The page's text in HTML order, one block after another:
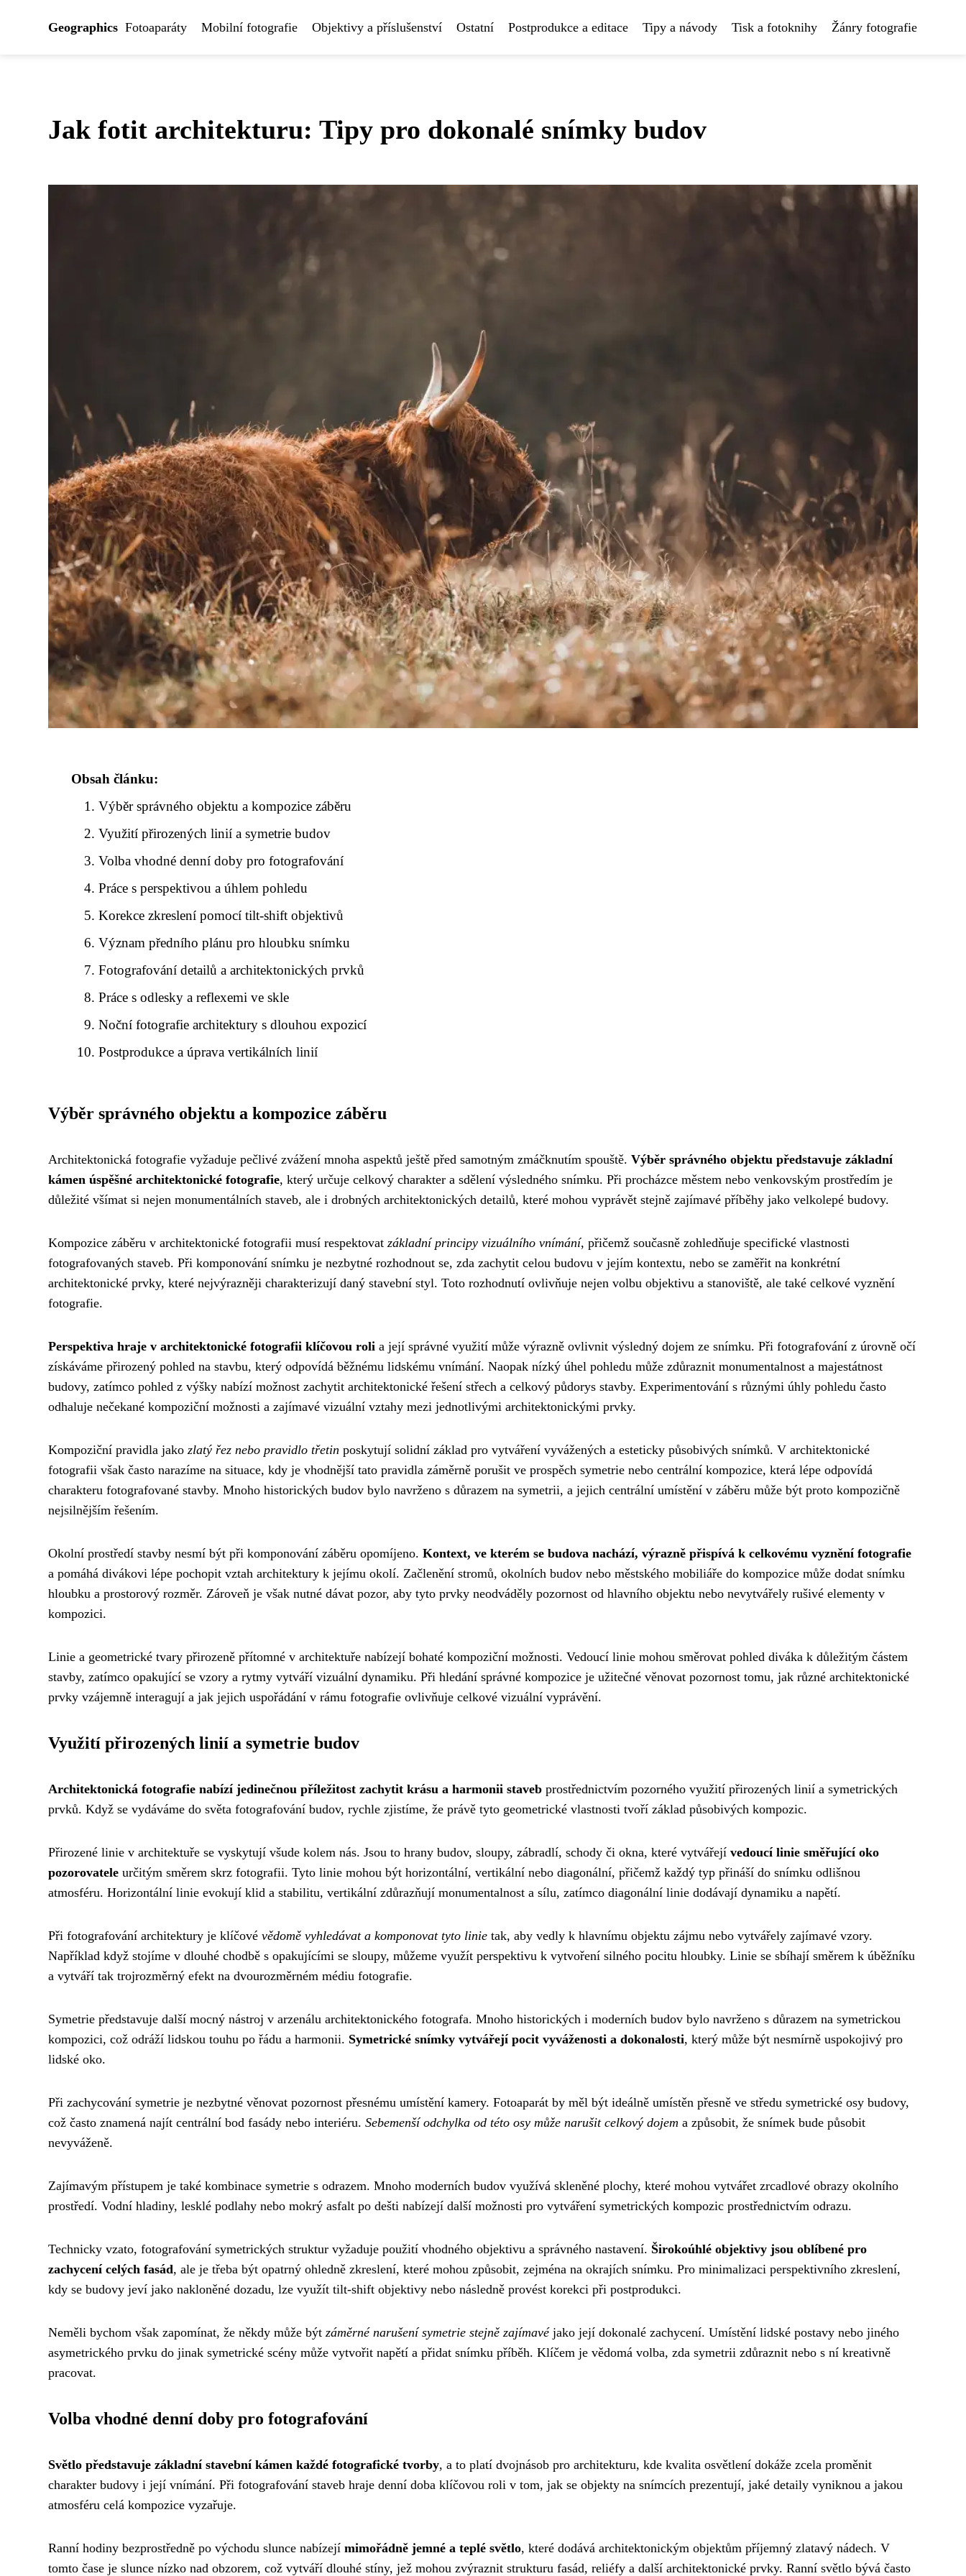
Geographics Fotoaparáty Mobilní fotografie Objektivy a příslušenství Ostatní Postprodukce a editace Tipy a návody Tisk a fotoknihy Žánry fotografie
Jak fotit architekturu: Tipy pro dokonalé snímky budov
Obsah článku:
Výběr správného objektu a kompozice záběru
Využití přirozených linií a symetrie budov
Volba vhodné denní doby pro fotografování
Práce s perspektivou a úhlem pohledu
Korekce zkreslení pomocí tilt-shift objektivů
Význam předního plánu pro hloubku snímku
Fotografování detailů a architektonických prvků
Práce s odlesky a reflexemi ve skle
Noční fotografie architektury s dlouhou expozicí
Postprodukce a úprava vertikálních linií
Výběr správného objektu a kompozice záběru
Architektonická fotografie vyžaduje pečlivé zvážení mnoha aspektů ještě před samotným zmáčknutím spouště. Výběr správného objektu představuje základní
kámen úspěšné architektonické fotografie, který určuje celkový charakter a sdělení výsledného snímku. Při procházce městem nebo venkovským prostředím je
důležité všímat si nejen monumentálních staveb, ale i drobných architektonických detailů, které mohou vyprávět stejně zajímavé příběhy jako velkolepé budovy.
Kompozice záběru v architektonické fotografii musí respektovat základní principy vizuálního vnímání, přičemž současně zohledňuje specifické vlastnosti
fotografovaných staveb. Při komponování snímku je nezbytné rozhodnout se, zda zachytit celou budovu v jejím kontextu, nebo se zaměřit na konkrétní
architektonické prvky, které nejvýrazněji charakterizují daný stavební styl. Toto rozhodnutí ovlivňuje nejen volbu objektivu a stanoviště, ale také celkové vyznění
fotografie.
Perspektiva hraje v architektonické fotografii klíčovou roli a její správné využití může výrazně ovlivnit výsledný dojem ze snímku. Při fotografování z úrovně očí
získáváme přirozený pohled na stavbu, který odpovídá běžnému lidskému vnímání. Naopak nízký úhel pohledu může zdůraznit monumentalnost a majestátnost
budovy, zatímco pohled z výšky nabízí možnost zachytit architektonické řešení střech a celkový půdorys stavby. Experimentování s různými úhly pohledu často
odhaluje nečekané kompoziční možnosti a zajímavé vizuální vztahy mezi jednotlivými architektonickými prvky.
Kompoziční pravidla jako zlatý řez nebo pravidlo třetin poskytují solidní základ pro vytváření vyvážených a esteticky působivých snímků. V architektonické
fotografii však často narazíme na situace, kdy je vhodnější tato pravidla záměrně porušit ve prospěch symetrie nebo centrální kompozice, která lépe odpovídá
charakteru fotografované stavby. Mnoho historických budov bylo navrženo s důrazem na symetrii, a jejich centrální umístění v záběru může být proto kompozičně
nejsilnějším řešením.
Okolní prostředí stavby nesmí být při komponování záběru opomíjeno. Kontext, ve kterém se budova nachází, výrazně přispívá k celkovému vyznění fotografie
a pomáhá divákovi lépe pochopit vztah architektury k jejímu okolí. Začlenění stromů, okolních budov nebo městského mobiliáře do kompozice může dodat snímku
hloubku a prostorový rozměr. Zároveň je však nutné dávat pozor, aby tyto prvky neodváděly pozornost od hlavního objektu nebo nevytvářely rušivé elementy v
kompozici.
Linie a geometrické tvary přirozeně přítomné v architektuře nabízejí bohaté kompoziční možnosti. Vedoucí linie mohou směrovat pohled diváka k důležitým částem
stavby, zatímco opakující se vzory a rytmy vytváří vizuální dynamiku. Při hledání správné kompozice je užitečné věnovat pozornost tomu, jak různé architektonické
prvky vzájemně interagují a jak jejich uspořádání v rámu fotografie ovlivňuje celkové vizuální vyprávění.
Využití přirozených linií a symetrie budov
Architektonická fotografie nabízí jedinečnou příležitost zachytit krásu a harmonii staveb prostřednictvím pozorného využití přirozených linií a symetrických
prvků. Když se vydáváme do světa fotografování budov, rychle zjistíme, že právě tyto geometrické vlastnosti tvoří základ působivých kompozic.
Přirozené linie v architektuře se vyskytují všude kolem nás. Jsou to hrany budov, sloupy, zábradlí, schody či okna, které vytvářejí vedoucí linie směřující oko
pozorovatele určitým směrem skrz fotografii. Tyto linie mohou být horizontální, vertikální nebo diagonální, přičemž každý typ přináší do snímku odlišnou
atmosféru. Horizontální linie evokují klid a stabilitu, vertikální zdůrazňují monumentalnost a sílu, zatímco diagonální linie dodávají dynamiku a napětí.
Při fotografování architektury je klíčové vědomě vyhledávat a komponovat tyto linie tak, aby vedly k hlavnímu objektu zájmu nebo vytvářely zajímavé vzory.
Například když stojíme v dlouhé chodbě s opakujícími se sloupy, můžeme využít perspektivu k vytvoření silného pocitu hloubky. Linie se sbíhají směrem k úběžníku
a vytváří tak trojrozměrný efekt na dvourozměrném médiu fotografie.
Symetrie představuje další mocný nástroj v arzenálu architektonického fotografa. Mnoho historických i moderních budov bylo navrženo s důrazem na symetrickou
kompozici, což odráží lidskou touhu po řádu a harmonii. Symetrické snímky vytvářejí pocit vyváženosti a dokonalosti, který může být nesmírně uspokojivý pro
lidské oko.
Při zachycování symetrie je nezbytné věnovat pozornost přesnému umístění kamery. Fotoaparát by měl být ideálně umístěn přesně ve středu symetrické osy budovy,
což často znamená najít centrální bod fasády nebo interiéru. Sebemenší odchylka od této osy může narušit celkový dojem a způsobit, že snímek bude působit
nevyváženě.
Zajímavým přístupem je také kombinace symetrie s odrazem. Mnoho moderních budov využívá skleněné plochy, které mohou vytvářet zrcadlové obrazy okolního
prostředí. Vodní hladiny, lesklé podlahy nebo mokrý asfalt po dešti nabízejí další možnosti pro vytváření symetrických kompozic prostřednictvím odrazu.
Technicky vzato, fotografování symetrických struktur vyžaduje použití vhodného objektivu a správného nastavení. Širokoúhlé objektivy jsou oblíbené pro
zachycení celých fasád, ale je třeba být opatrný ohledně zkreslení, které mohou způsobit, zejména na okrajích snímku. Pro minimalizaci perspektivního zkreslení,
kdy se budovy jeví jako nakloněné dozadu, lze využít tilt-shift objektivy nebo následně provést korekci při postprodukci.
Neměli bychom však zapomínat, že někdy může být záměrné narušení symetrie stejně zajímavéjako její dokonalé zachycení. Umístění lidské postavy nebo jiného
asymetrického prvku do jinak symetrické scény může vytvořit napětí a přidat snímku příběh. Klíčem je vědomá volba, zda symetrii zdůraznit nebo s ní kreativně
pracovat.
Volba vhodné denní doby pro fotografování
Světlo představuje základní stavební kámen každé fotografické tvorby, a to platí dvojnásob pro architekturu, kde kvalita osvětlení dokáže zcela proměnit
charakter budovy i její vnímání. Při fotografování staveb hraje denní doba klíčovou roli v tom, jak se objekty na snímcích prezentují, jaké detaily vyniknou a jakou
atmosféru celá kompozice vyzařuje.
Ranní hodiny bezprostředně po východu slunce nabízejí mimořádně jemné a teplé světlo, které dodává architektonickým objektům příjemný zlatavý nádech. V
tomto čase je slunce nízko nad obzorem, což vytváří dlouhé stíny, jež mohou zvýraznit strukturu fasád, reliéfy a další architektonické prvky. Ranní světlo bývá často